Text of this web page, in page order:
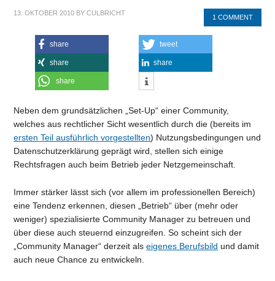
13. OKTOBER 2010 BYCULBRICHT
1 COMMENT
share tweet
share share
share
Neben dem grundsätzlichen „Set-Up“ einer Community,
welches aus rechtlicher Sicht wesentlich durch die (bereits im
ersten Teil ausführlich vorgestellten) Nutzungsbedingungen und
Datenschutzerklärung geprägt wird, stellen sich einige
Rechtsfragen auch beim Betrieb jeder Netzgemeinschaft.
Immer stärker lässt sich (vor allem im professionellen Bereich)
eine Tendenz erkennen, diesen „Betrieb“ über (mehr oder
weniger) spezialisierte Community Manager zu betreuen und
über diese auch steuernd einzugreifen. So scheint sich der
„Community Manager“ derzeit alseigenes Berufsbild und damit
auch neue Chance zu entwickeln.